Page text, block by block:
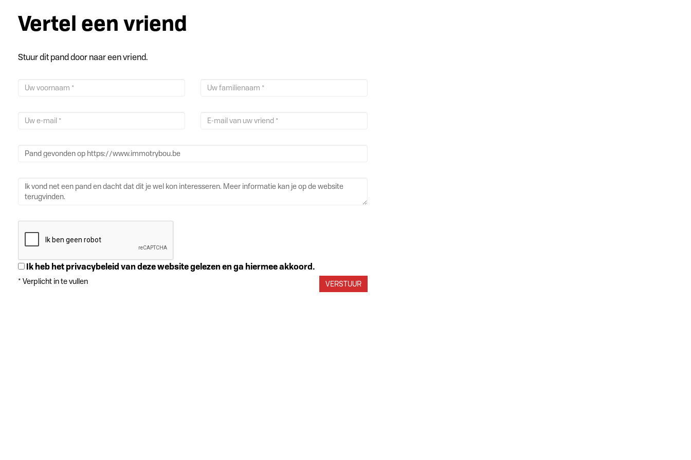
Vertel een vriend
Stuur dit pand door naar een vriend.
Ik heb het privacybeleid van deze website gelezen en ga hiermee akkoord.
* Verplicht in te vullen